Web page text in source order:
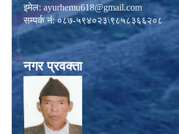
इमेल: ayurhemu618@gmail.com
सम्पर्क नं: ०८७-५९४०२३\९८५८३६६२०८
नगर प्रवक्ता